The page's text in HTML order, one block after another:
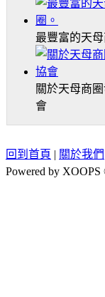
最豐富的天母
關於天母商
會
回到首頁 | 關於我們
Powered by